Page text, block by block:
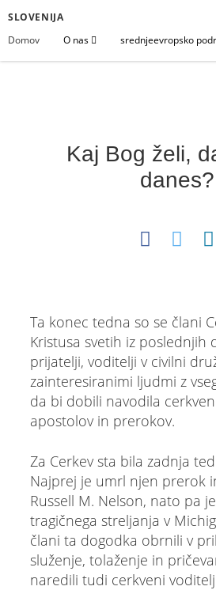
SLOVENIJA
Domov
O nas srednjeevropsko
Kaj Bog želi,
danes?
Ta konec tedna so se člani
Kristusa svetih iz poslednjih
prijatelji, voditelji v civilni
zainteresiranimi ljudmi z
da bi dobili navodila
apostolov in prerokov.
Za Cerkev sta bila zadnja
Najprej je umrl njen prerok
Russell M. Nelson, nato pa
tragičnega streljanja v
člani ta dogodka obrnili v
služenje, tolaženje in
naredili tudi cerkveni